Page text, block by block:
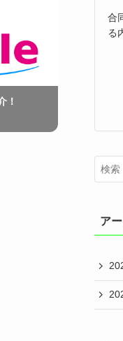
！
合
る
ア